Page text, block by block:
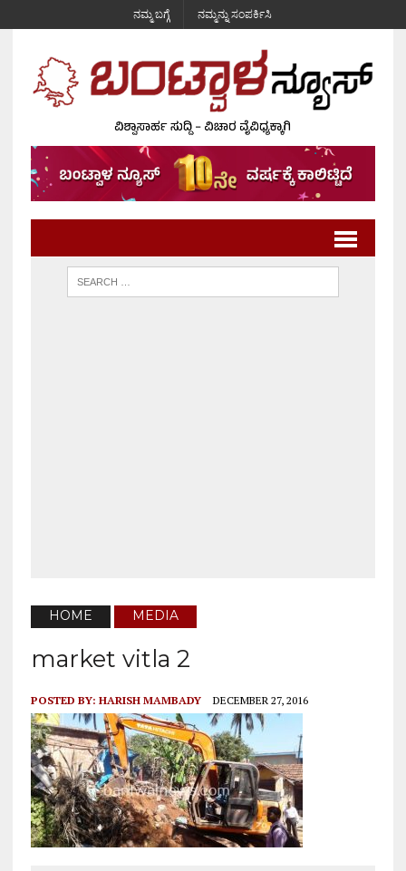
ನಮ್ಮ ಬಗ್ಗೆ ನಮ್ಮನ್ನು ಸಂಪರ್ಕಿಸಿ
HOME MEDIA
market vitla 2
POSTED BY: HARISH MAMBADY DECEMBER 27, 2016